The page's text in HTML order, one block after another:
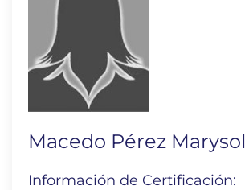
Macedo Pérez Marysol
Información de Certificación: